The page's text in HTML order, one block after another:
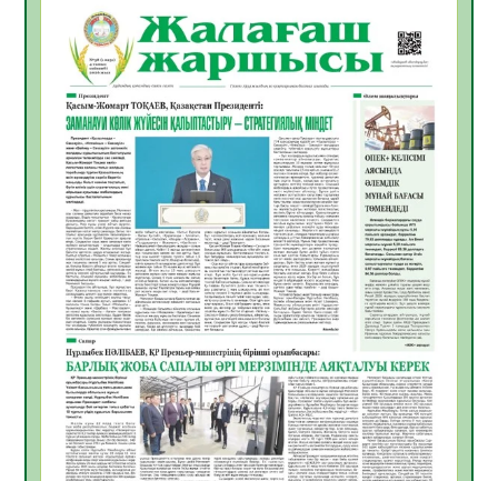
06.08.2026
Инфекциялық ауруларға қарсы иммундау
жұмыстарының тиімділігі
06.08.2026
31
Көкжөтел ауруы туралы
06.08.2026
28
АПВ вакцинасы туралы мәлімет
06.08.2026
29
Open Air: Қызылорда облысы полиция
департаменті 20 мыңнан астам
көрерменнің қауіпсіздігін қамтамасыз етті
06.08.2026
40
ҚЫЗЫЛОРДАДА «САНАЛЫ ҰРПАҚ –
ЖАРҚЫН БОЛАШАҚ» АТТЫ КЕҢЕЙТІЛГЕН
МӘЖІЛІС ӨТТІ